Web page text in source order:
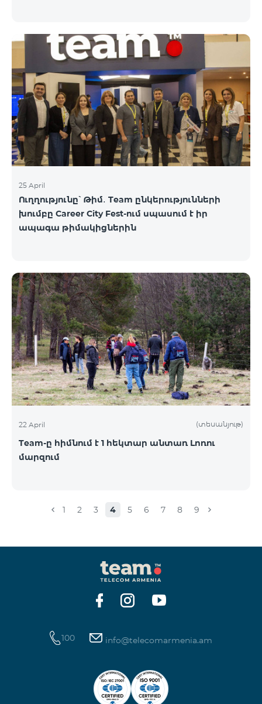
25 April
Ուղղությունը՝ Թիմ․ Team ընկերությունների
խումբը Career City Fest-ում սպասում է իր
ապագա թիմակիցներին
22 April (տեսանյութ)
Team-ը հիմնում է 1 հեկտար անտառ Լոռու
մարզում
1 2 3 4 5 6 7 8 9
100 info@telecomarmenia.am